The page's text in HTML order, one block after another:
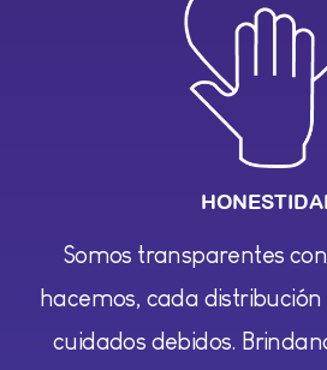
Somos transparentes
hacemos, cada distribución
cuidados debidos.